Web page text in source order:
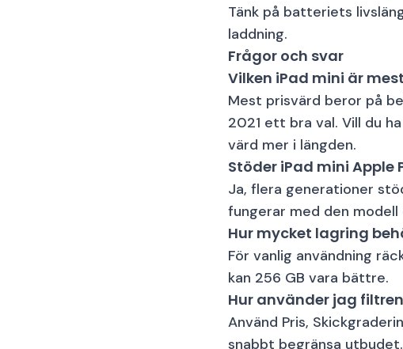
Tänk på batteriets
laddning.
Frågor och svar
Vilken iPad mini är
Mest prisvärd beror på
2021 ett bra val. Vill du
värd mer i längden.
Stöder iPad mini Apple
Ja, flera generationer
fungerar med den
Hur mycket lagring
För vanlig användning
kan 256 GB vara bättre.
Hur använder jag
Använd Pris,
snabbt begränsa